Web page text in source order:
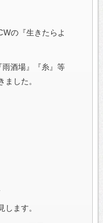
の『生きたらよ
雨酒場』『糸』等
ました。
します。